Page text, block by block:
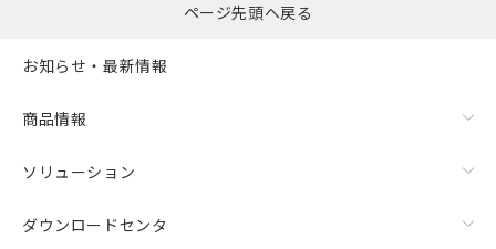
ページ先頭へ戻る
お知らせ・最新情報
商品情報
ソリューション
ダウンロードセンタ